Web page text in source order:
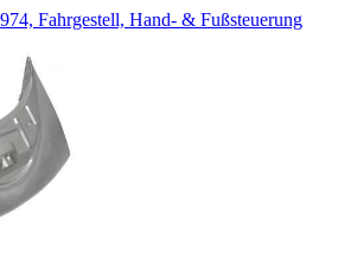
Fahrgestell, Hand- & Fußsteuerung